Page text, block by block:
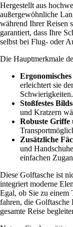
Hergestellt aus
außergewöhnliche
während Ihrer Reisen
garantiert, dass Ihre
selbst bei Flug- oder
Die Hauptmerkmale
Ergonomisches
erleichtert sie
Schwierigkeiten.
Stoßfestes
und Kratzern
Robuste Griffe
Zusätzliche
und
einfachen
Diese Golftasche ist
integriert moderne
Egal, ob Sie zu einem
fahren, die
gesamte Reise